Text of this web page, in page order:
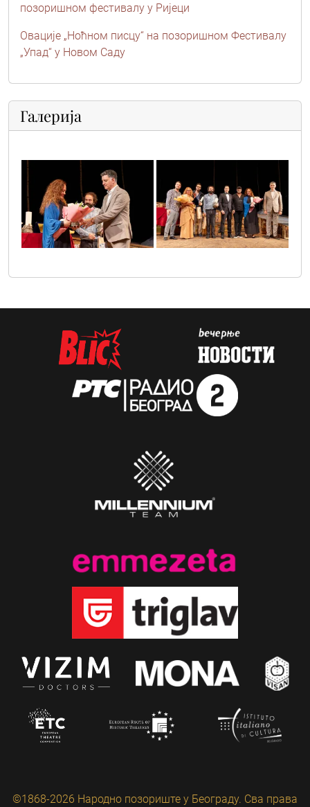
позоришном фестивалу у Ријеци
Овације „Ноћном писцу“ на позоришном Фестивалу
„Упад“ у Новом Саду
Галерија
7q9b1554 7q9b1804
©1868-2026 Народно позориште у Београду. Сва права